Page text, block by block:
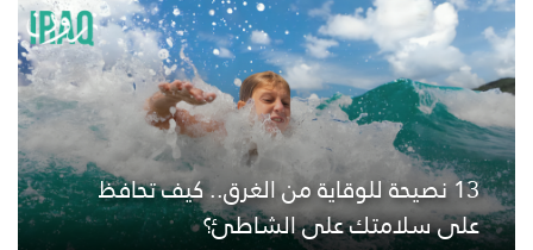
13 نصيحة للوقاية من الغرق.. كيف تحافظ
على سلامتك على الشاطئ؟